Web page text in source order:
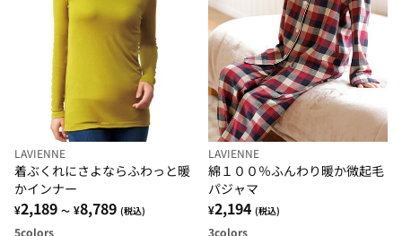
LAVIENNE
着ぶくれにさよならふわっと暖
かインナー
¥2,189 ～ ¥8,789 (税込)
5colors
LAVIENNE
綿１００％ふんわり暖か微起毛
パジャマ
¥2,194 (税込)
3colors